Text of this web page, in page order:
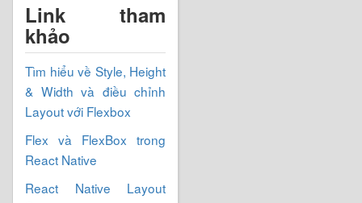
Link tham
khảo
Tìm hiểu về Style, Height
& Width và điều chỉnh
Layout với Flexbox
Flex và FlexBox trong
React Native
React Native Layout